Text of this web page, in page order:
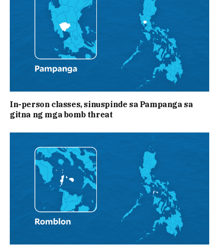
In-person classes, sinuspinde sa Pampanga sa
gitna ng mga bomb threat